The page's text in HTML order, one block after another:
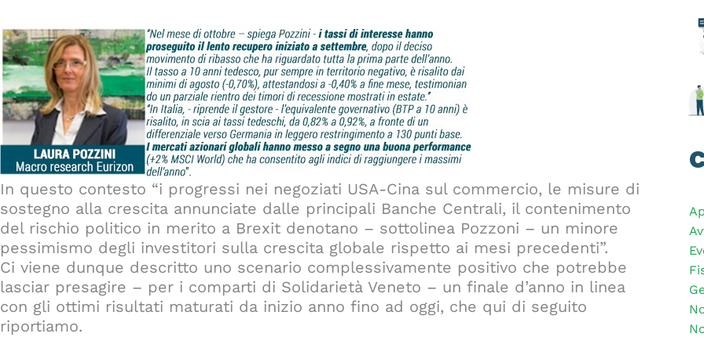
In questo contesto “i progressi nei negoziati USA-Cina sul commercio, le misure di
sostegno alla crescita annunciate dalle principali Banche Centrali, il contenimento
del rischio politico in merito a Brexit denotano – sottolinea Pozzoni – un minore
pessimismo degli investitori sulla crescita globale rispetto ai mesi precedenti”.
Ci viene dunque descritto uno scenario complessivamente positivo che potrebbe
lasciar presagire – per i comparti di Solidarietà Veneto – un finale d’anno in linea
con gli ottimi risultati maturati da inizio anno fino ad oggi, che qui di seguito
riportiamo.